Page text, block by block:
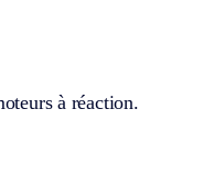
à réaction.